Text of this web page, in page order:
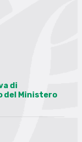
di
del Ministero